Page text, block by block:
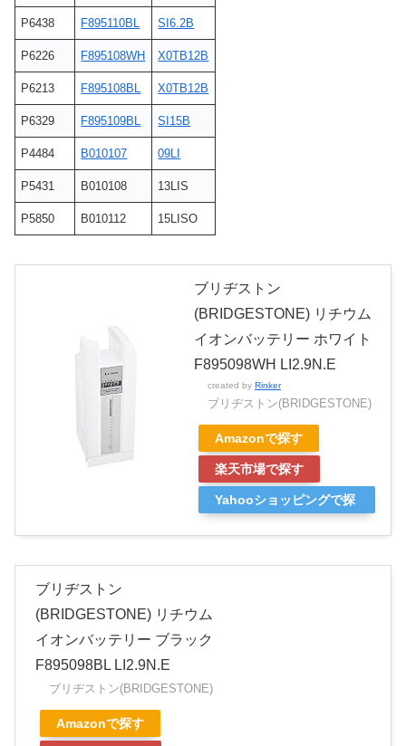
P6438 F895110BL SI6.2B
P6226 F895108WH X0TB12B
P6213 F895108BL X0TB12B
P6329 F895109BL SI15B
P4484 B010107 09LI
P5431 B010108 13LIS
P5850 B010112 15LISO
ブリヂストン
(BRIDGESTONE) リチウム
イオンバッテリー ホワイト
F895098WH LI2.9N.E
created by Rinker
ブリヂストン(BRIDGESTONE)
Amazonで探す
楽天市場で探す
Yahooショッピングで探
ブリヂストン
(BRIDGESTONE) リチウム
イオンバッテリー ブラック
F895098BL LI2.9N.E
ブリヂストン(BRIDGESTONE)
Amazonで探す